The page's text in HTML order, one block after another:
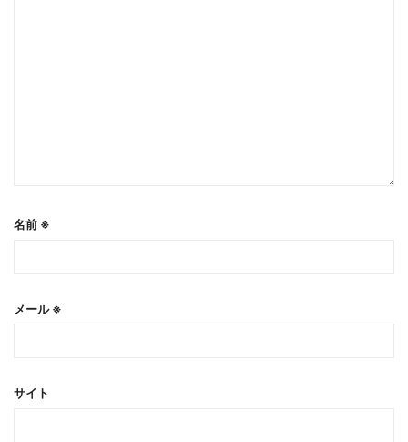
名前 ※
メール※
サイト